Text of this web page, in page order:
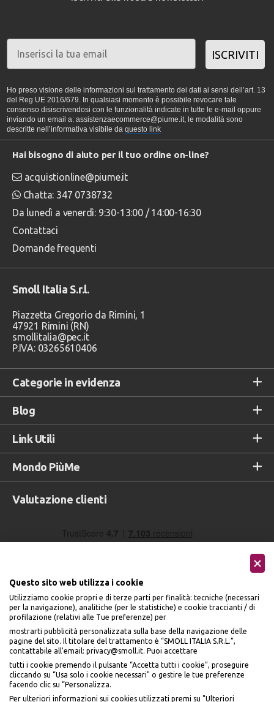
ISCRIVITI
Ho preso visione delle informazioni sul trattamento dei dati ai sensi dell’art. 13
del Reg UE 2016/679. In qualsiasi momento è possibile revocare tale
consenso disiscrivendosi con le funzionalità indicate in tutte le e-mail oppure
inviando un email a: assistenzaecommerce@piume.it, le modalità sono
descritte nell’informativa visibile da questo link
Categorie in evidenza
Blog
Link Utili
Mondo PiùMe
Hai bisogno di aiuto per il tuo ordine on-line?
acquistionline@piume.it
Chatta: 347 0738732
Da lunedì a venerdì: 9:30-13:00 / 14:00-16:30
Contattaci
Domande frequenti
Smoll Italia S.r.l.
Piazzetta Gregorio da Rimini, 1
47921 Rimini (RN)
smollitalia@pec.it
P.IVA: 03265610406
Valutazione clienti
Accettiamo
Seguici sui social
Questo sito web utilizza i cookie
Utilizziamo cookie propri e di terze parti per finalità: tecniche (necessari
per la navigazione), analitiche (per le statistiche) e cookie traccianti / di
profilazione (relativi alle Tue preferenze) per
mostrarti pubblicità personalizzata sulla base della navigazione delle
pagine del sito. Il titolare del trattamento è “SMOLL ITALIA S.R.L.”,
contattabile all'email: privacy@smoll.it. Puoi accettare
tutti i cookie premendo il pulsante “Accetta tutti i cookie”, proseguire
cliccando su “Usa solo i cookie necessari" o gestire le tue preferenze
facendo clic su “Personalizza.
Per ulteriori informazioni sui cookies utilizzati premi su "Ulteriori
BENVENUTO DA